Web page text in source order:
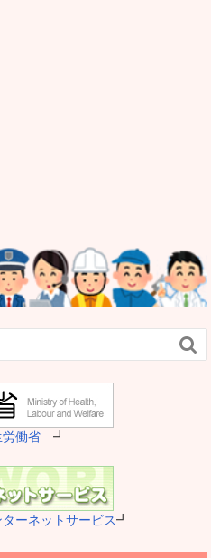

労働省 ┛
ーネットサービス┛